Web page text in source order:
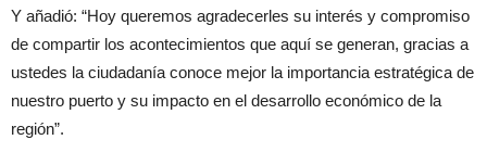
Y añadió: “Hoy queremos agradecerles su interés y compromiso
de compartir los acontecimientos que aquí se generan, gracias a
ustedes la ciudadanía conoce mejor la importancia estratégica de
nuestro puerto y su impacto en el desarrollo económico de la
región”.